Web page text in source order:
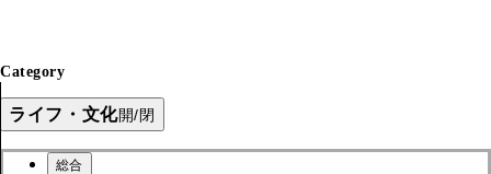
Category
ライフ・文化開/閉
総合